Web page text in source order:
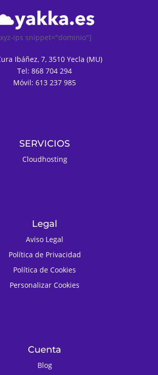
ips snippet="dominio"]
Ibáñez, 7, 3510 Yecla (MU)
Tel: 868 704 294
Móvil: 613 237 985
SERVICIOS
Cloudhosting
Legal
Aviso Legal
Política de Privacidad
Política de Cookies
Personalizar Cookies
Cuenta
Blog